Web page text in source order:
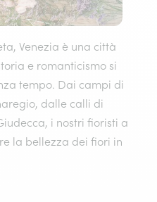
Venezia è una città
e romanticismo si
tempo. Dai campi di
dalle calli di
i nostri fioristi a
la bellezza dei fiori in